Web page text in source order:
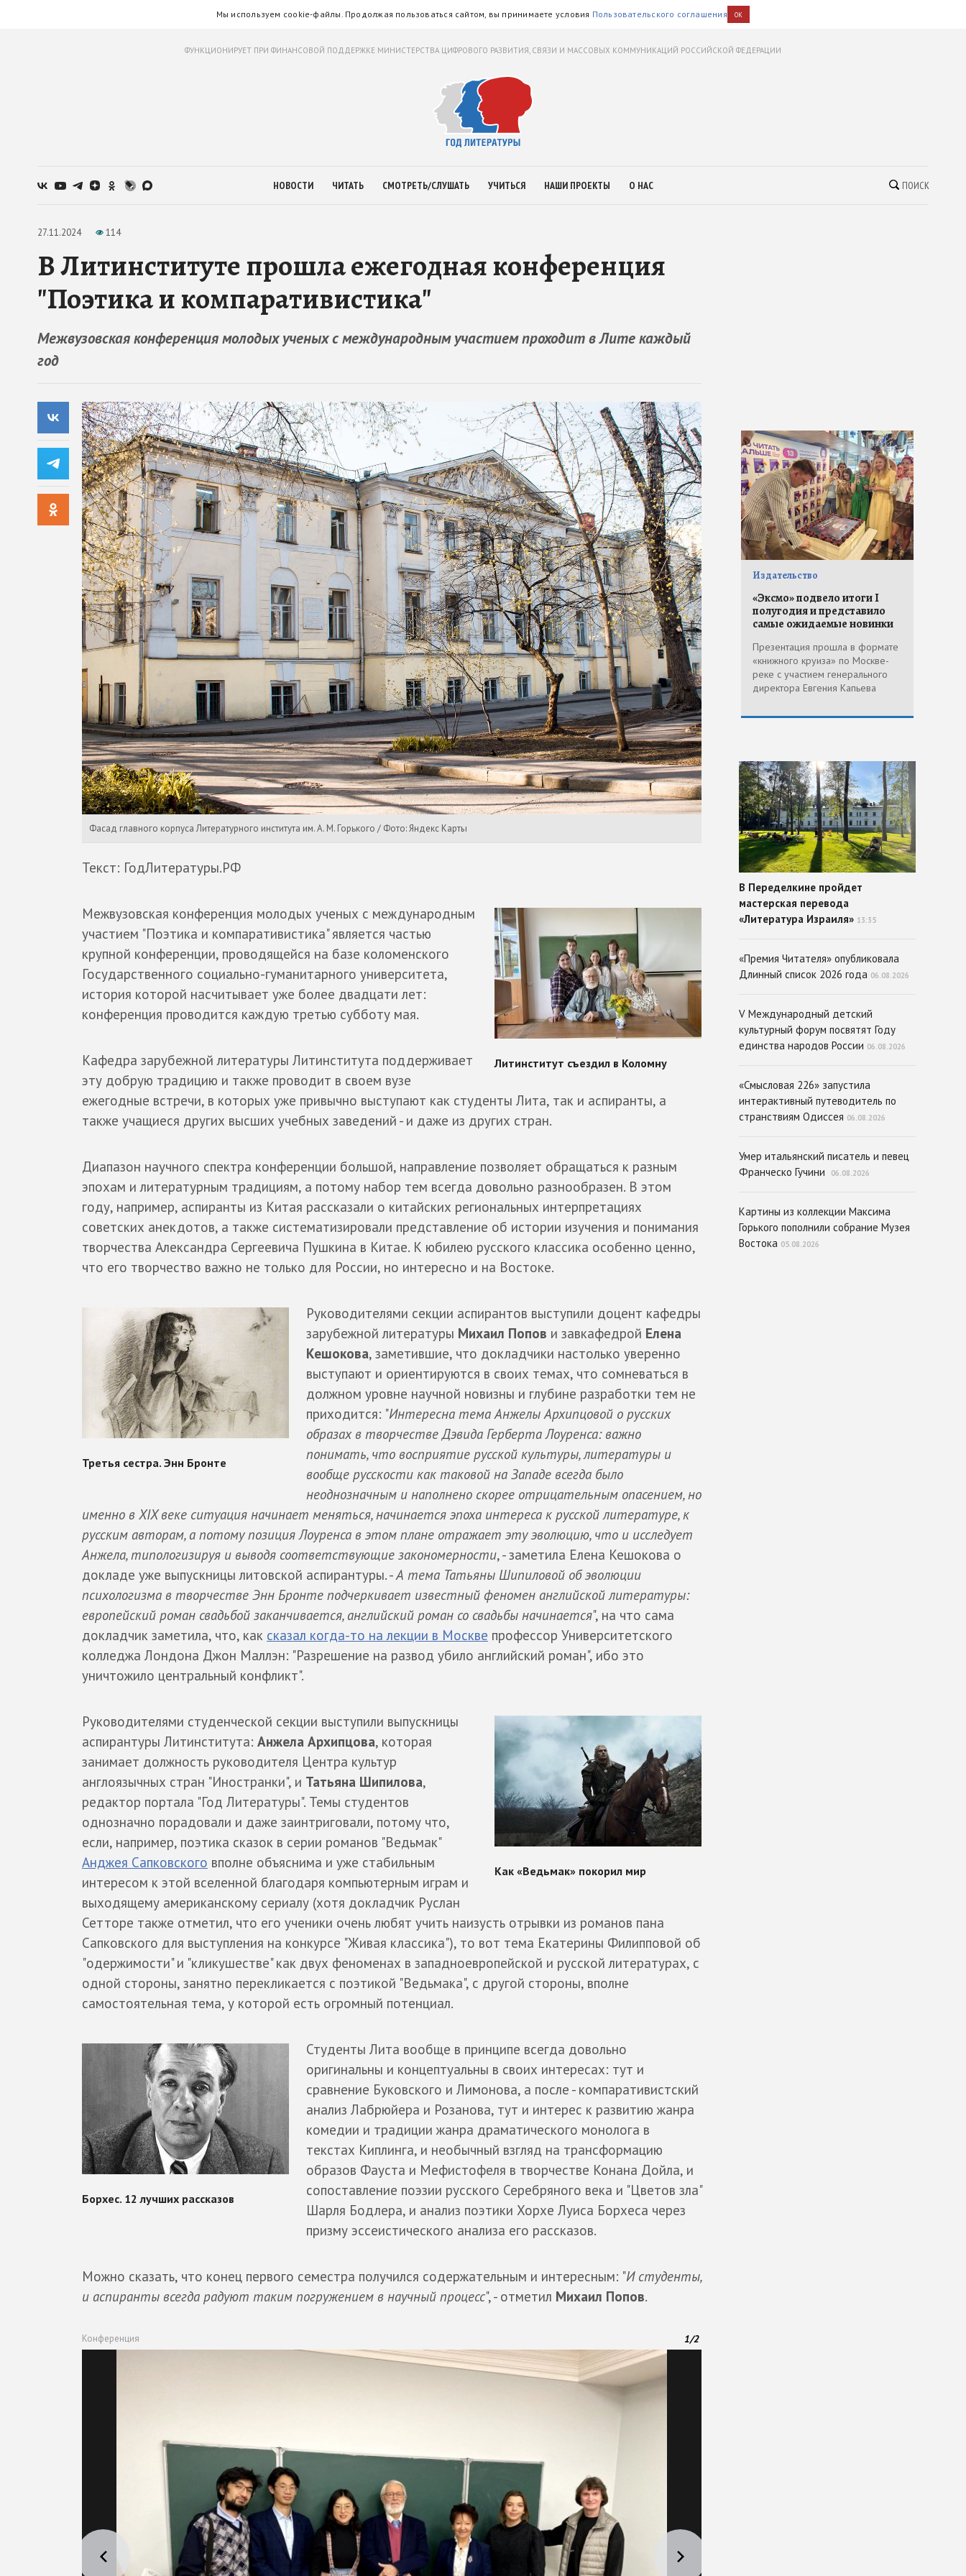
Мы используем cookie-файлы. Продолжая пользоваться сайтом, вы принимаете условия Пользовательского соглашения OK
ФУНКЦИОНИРУЕТ ПРИ ФИНАНСОВОЙ ПОДДЕРЖКЕ МИНИСТЕРСТВА ЦИФРОВОГО РАЗВИТИЯ, СВЯЗИ И МАССОВЫХ КОММУНИКАЦИЙ РОССИЙСКОЙ ФЕДЕРАЦИИ
НОВОСТИ ЧИТАТЬ СМОТРЕТЬ/СЛУШАТЬ УЧИТЬСЯ НАШИ ПРОЕКТЫ О НАС ПОИСК
27.11.2024 114
В Литинституте прошла ежегодная конференция
"Поэтика и компаративистика"
Межвузовская конференция молодых ученых с международным участием проходит в Лите каждый
год
Фасад главного корпуса Литературного института им. А. М. Горького / Фото: Яндекс Карты
Текст: ГодЛитературы.РФ
Межвузовская конференция молодых ученых с международным
участием "Поэтика и компаративистика" является частью
крупной конференции, проводящейся на базе коломенского
Государственного социально-гуманитарного университета,
история которой насчитывает уже более двадцати лет:
конференция проводится каждую третью субботу мая.
Кафедра зарубежной литературы Литинститута поддерживает
эту добрую традицию и также проводит в своем вузе
ежегодные встречи, в которых уже привычно выступают как студенты Лита, так и аспиранты, а
также учащиеся других высших учебных заведений - и даже из других стран.
Диапазон научного спектра конференции большой, направление позволяет обращаться к разным
эпохам и литературным традициям, а потому набор тем всегда довольно разнообразен. В этом
году, например, аспиранты из Китая рассказали о китайских региональных интерпретациях
советских анекдотов, а также систематизировали представление об истории изучения и понимания
творчества Александра Сергеевича Пушкина в Китае. К юбилею русского классика особенно ценно,
что его творчество важно не только для России, но интересно и на Востоке.
Руководителями секции аспирантов выступили доцент кафедры
зарубежной литературы Михаил Попов и завкафедрой Елена
Кешокова, заметившие, что докладчики настолько уверенно
выступают и ориентируются в своих темах, что сомневаться в
должном уровне научной новизны и глубине разработки тем не
приходится: "Интересна тема Анжелы Архипцовой о русских
образах в творчестве Дэвида Герберта Лоуренса: важно
понимать, что восприятие русской культуры, литературы и
вообще русскости как таковой на Западе всегда было
неоднозначным и наполнено скорее отрицательным опасением, но
именно в XIX веке ситуация начинает меняться, начинается эпоха интереса к русской литературе, к
русским авторам, а потому позиция Лоуренса в этом плане отражает эту эволюцию, что и исследует
Анжела, типологизируя и выводя соответствующие закономерности, - заметила Елена Кешокова о
докладе уже выпускницы литовской аспирантуры. -А тема Татьяны Шипиловой об эволюции
психологизма в творчестве Энн Бронте подчеркивает известный феномен английской литературы:
европейский роман свадьбой заканчивается, английский роман со свадьбы начинается", на что сама
докладчик заметила, что, как сказал когда-то на лекции в Москве профессор Университетского
колледжа Лондона Джон Маллэн: "Разрешение на развод убило английский роман", ибо это
уничтожило центральный конфликт".
Руководителями студенческой секции выступили выпускницы
аспирантуры Литинститута: Анжела Архипцова, которая
занимает должность руководителя Центра культур
англоязычных стран "Иностранки", и Татьяна Шипилова,
редактор портала "Год Литературы". Темы студентов
однозначно порадовали и даже заинтриговали, потому что,
если, например, поэтика сказок в серии романов "Ведьмак"
Анджея Сапковского вполне объяснима и уже стабильным
интересом к этой вселенной благодаря компьютерным играм и
выходящему американскому сериалу (хотя докладчик Руслан
Сетторе также отметил, что его ученики очень любят учить наизусть отрывки из романов пана
Сапковского для выступления на конкурсе "Живая классика"), то вот тема Екатерины Филипповой об
"одержимости" и "кликушестве" как двух феноменах в западноевропейской и русской литературах, с
одной стороны, занятно перекликается с поэтикой "Ведьмака", с другой стороны, вполне
самостоятельная тема, у которой есть огромный потенциал.
Студенты Лита вообще в принципе всегда довольно
оригинальны и концептуальны в своих интересах: тут и
сравнение Буковского и Лимонова, а после - компаративистский
анализ Лабрюйера и Розанова, тут и интерес к развитию жанра
комедии и традиции жанра драматического монолога в
текстах Киплинга, и необычный взгляд на трансформацию
образов Фауста и Мефистофеля в творчестве Конана Дойла, и
сопоставление поэзии русского Серебряного века и "Цветов зла"
Шарля Бодлера, и анализ поэтики Хорхе Луиса Борхеса через
призму эссеистического анализа его рассказов.
Можно сказать, что конец первого семестра получился содержательным и интересным: "И студенты,
и аспиранты всегда радуют таким погружением в научный процесс", - отметил Михаил Попов.
Конференция 1/2
Издательство
«Эксмо» подвело итоги I
полугодия и представило
самые ожидаемые новинки
Презентация прошла в формате
«книжного круиза» по Москве-
реке с участием генерального
директора Евгения Капьева
В Переделкине пройдет
мастерская перевода
«Литература Израиля» 13:35
«Премия Читателя» опубликовала
Длинный список 2026 года 06.08.2026
V Международный детский
культурный форум посвятят Году
единства народов России 06.08.2026
«Смысловая 226» запустила
интерактивный путеводитель по
странствиям Одиссея 06.08.2026
Умер итальянский писатель и певец
Франческо Гучини
06.08.2026
Картины из коллекции Максима
Горького пополнили собрание Музея
Востока 05.08.2026